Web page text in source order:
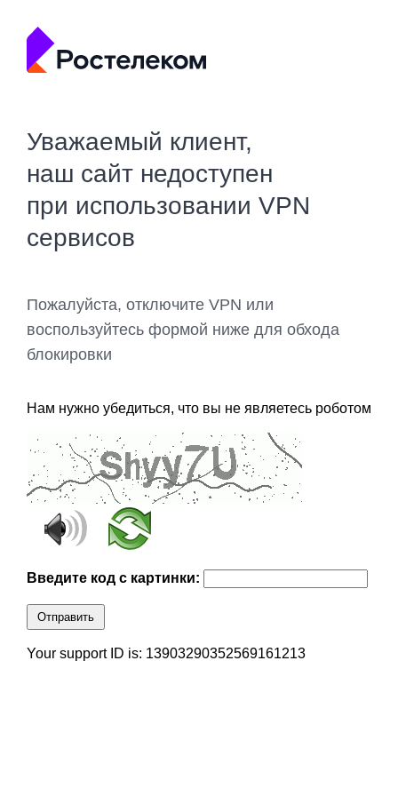
Уважаемый клиент,
наш сайт недоступен
при использовании VPN
сервисов
Пожалуйста, отключите VPN или
воспользуйтесь формой ниже для обхода
блокировки
Нам нужно убедиться, что вы не являетесь роботом
Введите код с картинки:
Отправить
Your support ID is: 13903290352569161213